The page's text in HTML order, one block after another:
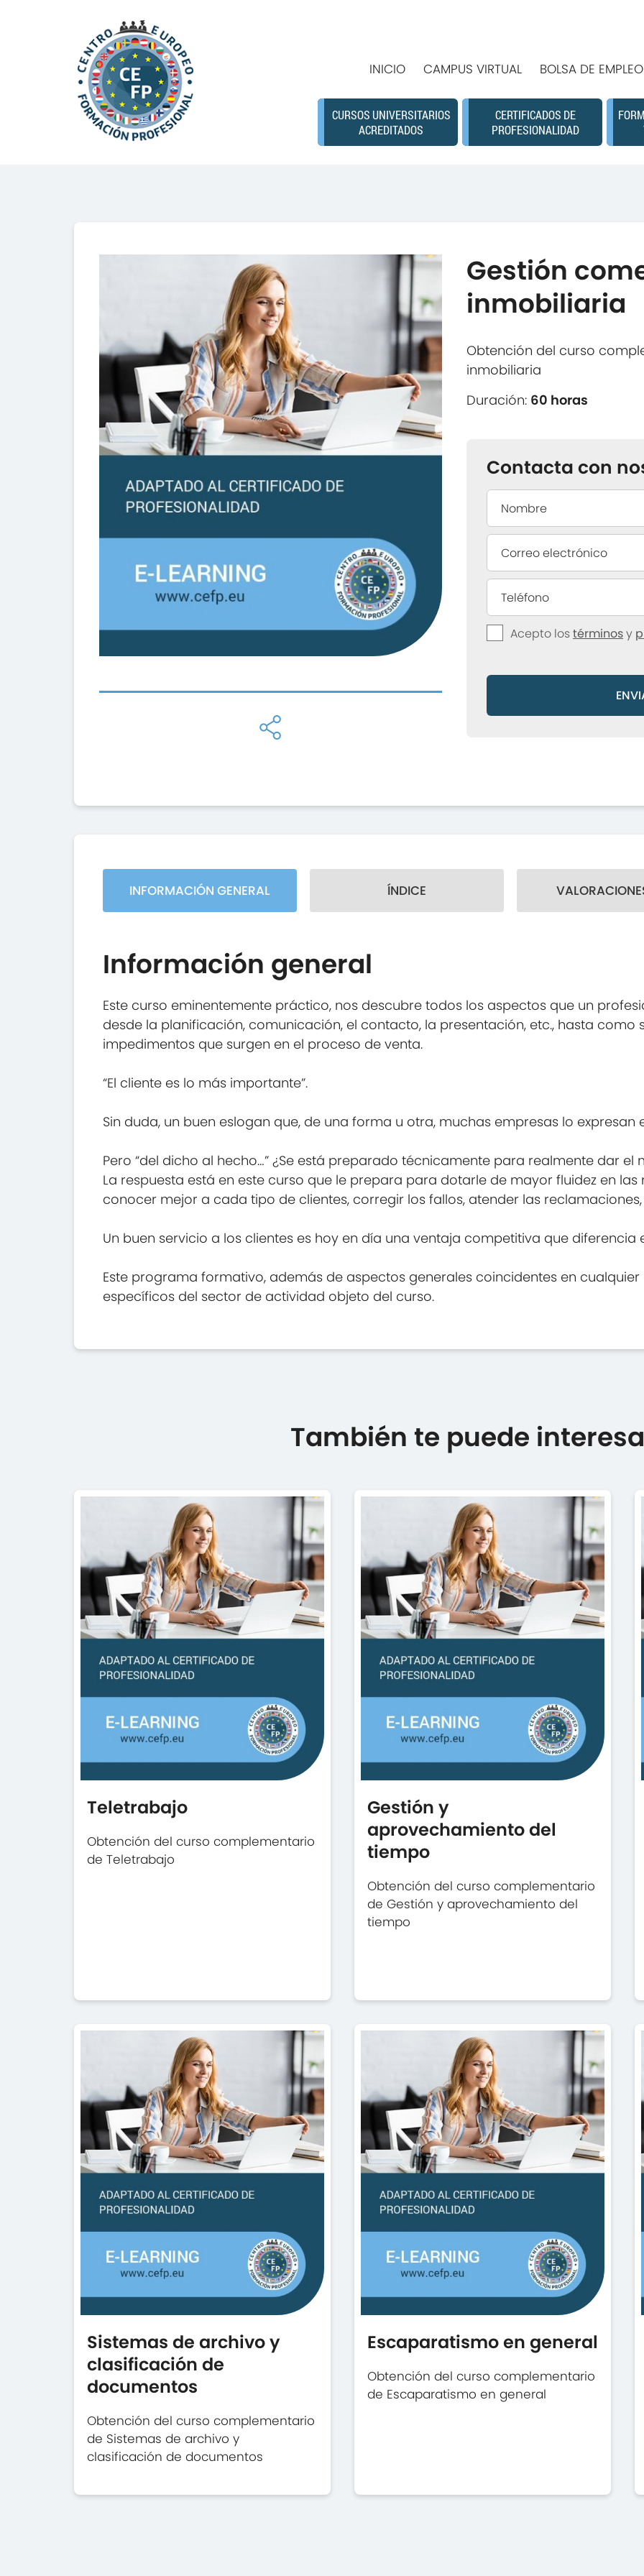
INICIO CAMPUS VIRTUAL BOLSA DE EMPLEO
CURSOS UNIVERSITARIOS
ACREDITADOS
CERTIFICADOS DE
PROFESIONALIDAD
Gestión
inmobiliaria
Obtención del curso
inmobiliaria
Duración: 60 horas
Contacta con
Acepto lostérminosy
INFORMACIÓN GENERAL ÍNDICE
Información general
Este curso eminentemente práctico, nos descubre todos los aspectos que un
desde la planificación, comunicación, el contacto, la presentación, etc., hasta como
impedimentos que surgen en el proceso de venta.
“El cliente es lo más importante”.
Sin duda, un buen eslogan que, de una forma u otra, muchas empresas lo expresan
Pero “del dicho al hecho…” ¿Se está preparado técnicamente para realmente dar el
La respuesta está en este curso que le prepara para dotarle de mayor fluidez en las
conocer mejor a cada tipo de clientes, corregir los fallos, atender las
Un buen servicio a los clientes es hoy en día una ventaja competitiva que diferencia
Este programa formativo, además de aspectos generales coincidentes en
específicos del sector de actividad objeto del curso.
También te puede
Teletrabajo
Obtención del curso complementario
de Teletrabajo
Gestión y
aprovechamiento del
tiempo
Obtención del curso complementario
de Gestión y aprovechamiento del
tiempo
Sistemas de archivo y
clasificación de
documentos
Obtención del curso complementario
de Sistemas de archivo y
clasificación de documentos
Escaparatismo en general
Obtención del curso complementario
de Escaparatismo en general